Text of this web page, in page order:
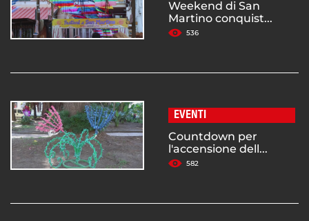
Weekend di San
Martino conquist...
536
EVENTI
Countdown per
l'accensione dell...
582